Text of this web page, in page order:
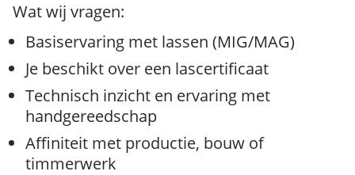
Wat wij vragen:
Basiservaring met lassen (MIG/MAG)
Je beschikt over een lascertificaat
Technisch inzicht en ervaring met
handgereedschap
Affiniteit met productie, bouw of
timmerwerk